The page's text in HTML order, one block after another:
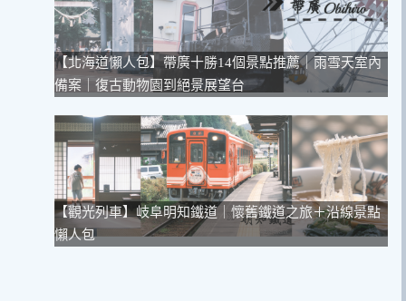
【北海道懶人包】帶廣十勝14個景點推薦｜雨雪天室內
備案｜復古動物園到絕景展望台
【觀光列車】岐阜明知鐵道｜懷舊鐵道之旅＋沿線景點
懶人包